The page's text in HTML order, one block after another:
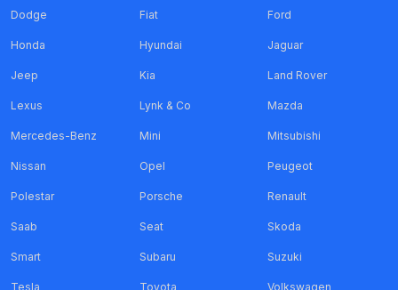
Dodge Fiat Ford
Honda Hyundai Jaguar
Jeep Kia Land Rover
Lexus Lynk & Co Mazda
Mercedes-Benz Mini Mitsubishi
Nissan Opel Peugeot
Polestar Porsche Renault
Saab Seat Skoda
Smart Subaru Suzuki
Tesla Toyota Volkswagen